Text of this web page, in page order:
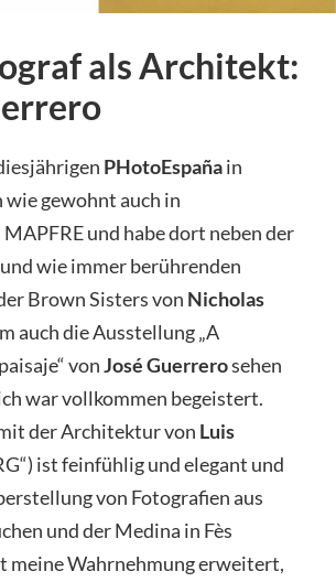
als Architekt:
PHotoEspañain
gewohnt auch in
und habe dort neben der
wie immer berührenden
Brown Sisters von Nicholas
auch die Ausstellung „A
vonJosé Guerrerosehen
war vollkommen begeistert.
der Architektur von Luis
ist feinfühlig und elegant und
von Fotografien aus
und der Medina in Fès
meine Wahrnehmung erweitert,